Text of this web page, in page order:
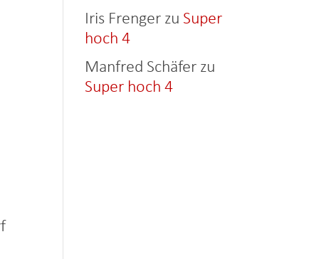
Iris Frenger zu Super
hoch 4
Manfred Schäfer zu
Super hoch 4